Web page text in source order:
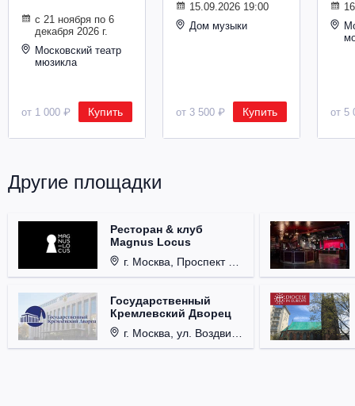
с 21 ноября по 6
декабря 2026 г.
Московский театр
мюзикла
от 1 000 ₽ Купить
15.09.2026 19:00
Дом музыки
от 3 500 ₽ Купить от 5
Другие площадки
Ресторан & клуб
Magnus Locus
г. Москва, Проспект Мира, д. 12, стр. 9.
Государственный
Кремлевский Дворец
г. Москва, ул. Воздвиженка, д. 1, Кремль.